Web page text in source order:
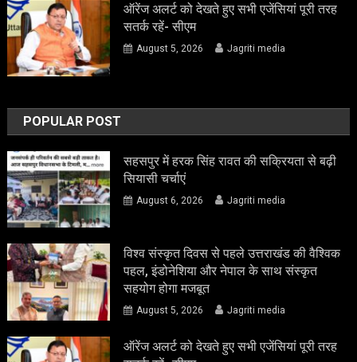
ऑरेंज अलर्ट को देखते हुए सभी एजेंसियां पूरी तरह
सतर्क रहें- सीएम
August 5, 2026 Jagriti media
POPULAR POST
सहसपुर में हरक सिंह रावत की सक्रियता से बढ़ी
सियासी चर्चाएं
August 6, 2026 Jagriti media
विश्व संस्कृत दिवस से पहले उत्तराखंड की वैश्विक
पहल, इंडोनेशिया और नेपाल के साथ संस्कृत
सहयोग होगा मजबूत
August 5, 2026 Jagriti media
ऑरेंज अलर्ट को देखते हुए सभी एजेंसियां पूरी तरह